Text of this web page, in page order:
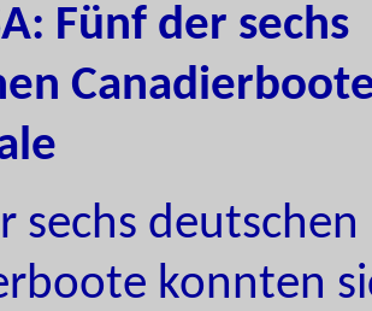
Fünf der sechs
sechs deutschen
konnten